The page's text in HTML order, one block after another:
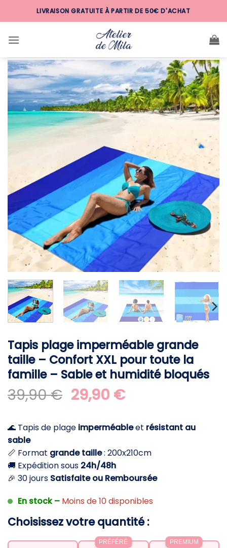
LIVRAISON GRATUITE À PARTIR DE 50€ D'ACHAT
Tapis plage imperméable grande
taille – Confort XXL pour toute la
famille – Sable et humidité bloqués
39,90€ Le
prix
initial
était :
39,90 €.
29,90 €Le
actuel
est :
29,90 €.
🌊 Tapis de plage imperméableet résistant au
sable
📏 Format grande taille: 200x210cm
🚚 Expédition sous 24h/48h
🎉 30 jours Satisfaite ou Remboursée
En stock – Moins de 10 disponibles
Choisissez votre quantité :
PRÉFÉRÉ PREMIUM